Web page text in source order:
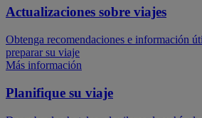
Actualizaciones sobre viajes
Obtenga recomendaciones e información
preparar su viaje
Más información
Planifique su viaje